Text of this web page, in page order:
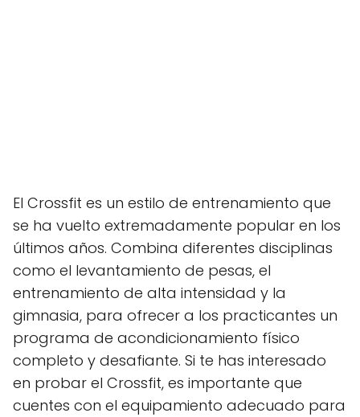
El Crossfit es un estilo de entrenamiento que
se ha vuelto extremadamente popular en los
últimos años. Combina diferentes disciplinas
como el levantamiento de pesas, el
entrenamiento de alta intensidad y la
gimnasia, para ofrecer a los practicantes un
programa de acondicionamiento físico
completo y desafiante. Si te has interesado
en probar el Crossfit, es importante que
cuentes con el equipamiento adecuado para